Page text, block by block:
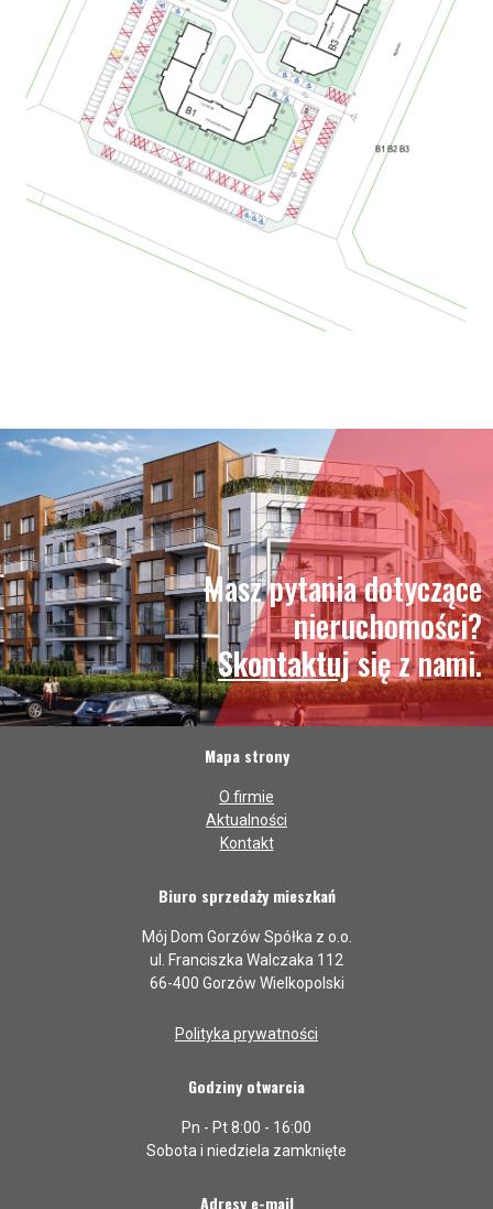
Masz pytania dotyczące
nieruchomości?
Skontaktujsię z nami.
Mapa strony
O firmie
Aktualności
Kontakt
Biuro sprzedaży mieszkań
Mój Dom Gorzów Spółka z o.o.
ul. Franciszka Walczaka 112
66-400 Gorzów Wielkopolski
Polityka prywatności
Godziny otwarcia
Pn - Pt 8:00 - 16:00
Sobota i niedziela zamknięte
Adresy e-mail